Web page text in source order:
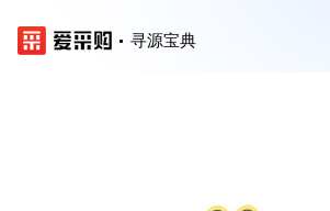
寻源宝典